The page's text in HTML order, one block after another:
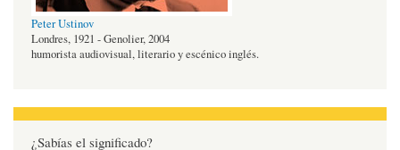
Peter Ustinov
Londres, 1921 - Genolier, 2004
humorista audiovisual, literario y escénico inglés.
¿Sabías el significado?